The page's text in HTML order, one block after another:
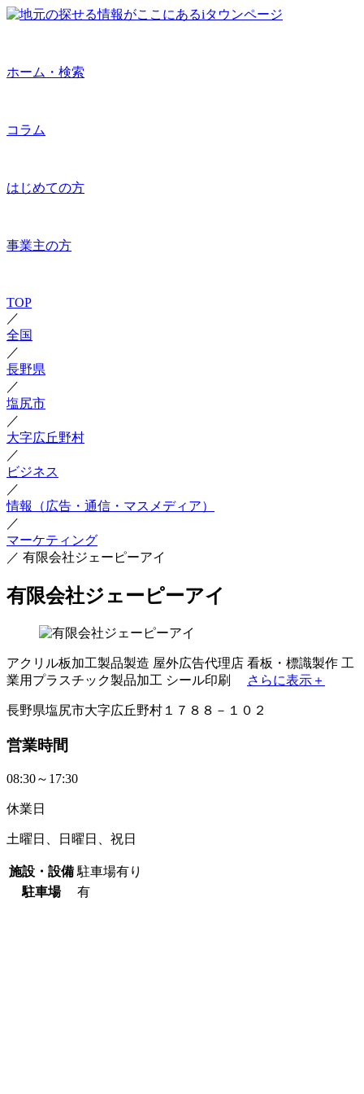
ホーム・検索
コラム
はじめての方
事業主の方
TOP
／
全国
／
長野県
／
塩尻市
／
大字広丘野村
／
ビジネス
／
情報（広告・通信・マスメディア）
／
マーケティング
／ 有限会社ジェーピーアイ
有限会社ジェーピーアイ
アクリル板加工製品製造 屋外広告代理店 看板・標識製作 工
業用プラスチック製品加工 シール印刷 さらに表示＋
長野県塩尻市大字広丘野村１７８８－１０２
営業時間
08:30～17:30
休業日
土曜日、日曜日、祝日
施設・設備 駐車場有り
駐車場
有